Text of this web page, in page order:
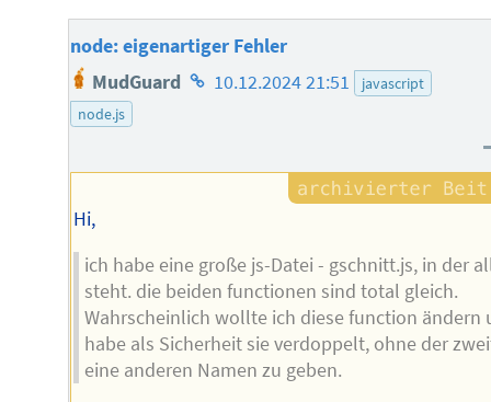
node: eigenartiger Fehler
MudGuard Homepage
10.12.2024 21:51
javascript
node.js
Hi,
ich habe eine große js-Datei - gschnitt.js, in der
steht. die beiden functionen sind total gleich.
Wahrscheinlich wollte ich diese function ändern
habe als Sicherheit sie verdoppelt, ohne der
eine anderen Namen zu geben.